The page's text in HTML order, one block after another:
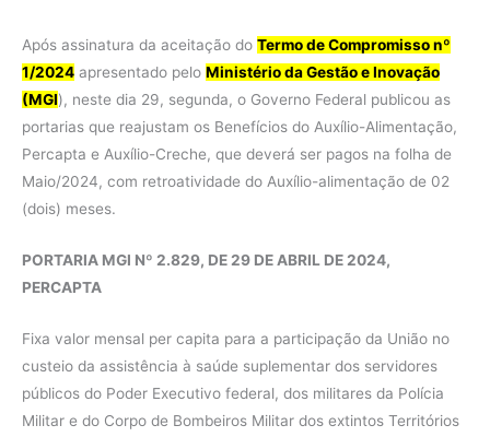
Após assinatura da aceitação do Termo de Compromisso nº
1/2024 apresentado pelo Ministério da Gestão e Inovação
(MGI), neste dia 29, segunda, o Governo Federal publicou as
portarias que reajustam os Benefícios do Auxílio-Alimentação,
Percapta e Auxílio-Creche, que deverá ser pagos na folha de
Maio/2024, com retroatividade do Auxílio-alimentação de 02
(dois) meses.
PORTARIA MGI Nº 2.829, DE 29 DE ABRIL DE 2024,
PERCAPTA
Fixa valor mensal per capita para a participação da União no
custeio da assistência à saúde suplementar dos servidores
públicos do Poder Executivo federal, dos militares da Polícia
Militar e do Corpo de Bombeiros Militar dos extintos Territórios